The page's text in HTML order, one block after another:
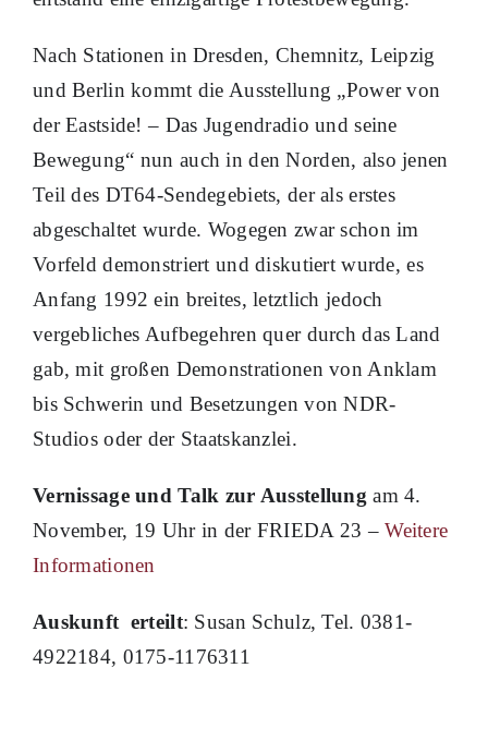
Nach Stationen in Dresden, Chemnitz, Leipzig
und Berlin kommt die Ausstellung „Power von
der Eastside! – Das Jugendradio und seine
Bewegung“ nun auch in den Norden, also jenen
Teil des DT64-Sendegebiets, der als erstes
abgeschaltet wurde. Wogegen zwar schon im
Vorfeld demonstriert und diskutiert wurde, es
Anfang 1992 ein breites, letztlich jedoch
vergebliches Aufbegehren quer durch das Land
gab, mit großen Demonstrationen von Anklam
bis Schwerin und Besetzungen von NDR-
Studios oder der Staatskanzlei.
Vernissage und Talk zur Ausstellung am 4.
November, 19 Uhr in der FRIEDA 23 –Weitere
Informationen
Auskunft erteilt: Susan Schulz, Tel. 0381-
4922184, 0175-1176311